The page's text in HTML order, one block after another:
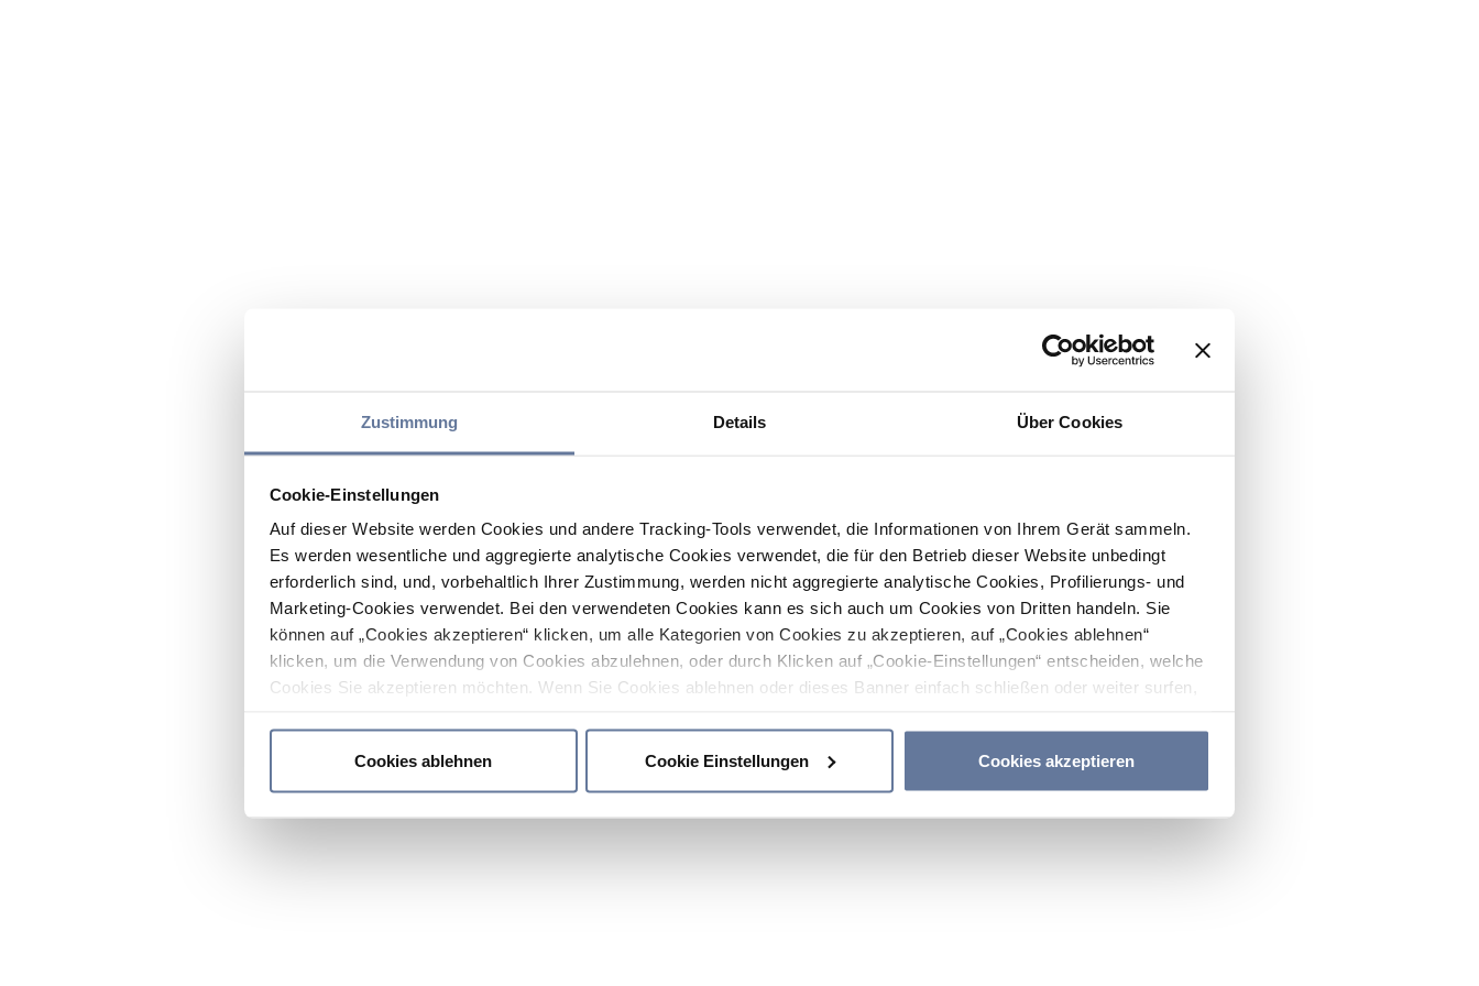
Zustimmung Details Über Cookies
Cookie-Einstellungen
Auf dieser Website werden Cookies und andere Tracking-Tools verwendet, die Informationen von Ihrem Gerät sammeln.
Es werden wesentliche und aggregierte analytische Cookies verwendet, die für den Betrieb dieser Website unbedingt
erforderlich sind, und, vorbehaltlich Ihrer Zustimmung, werden nicht aggregierte analytische Cookies, Profilierungs- und
Marketing-Cookies verwendet. Bei den verwendeten Cookies kann es sich auch um Cookies von Dritten handeln. Sie
können auf „Cookies akzeptieren“ klicken, um alle Kategorien von Cookies zu akzeptieren, auf „Cookies ablehnen“
klicken, um die Verwendung von Cookies abzulehnen, oder durch Klicken auf „Cookie-Einstellungen“ entscheiden, welche
Cookies Sie akzeptieren möchten. Wenn Sie Cookies ablehnen oder dieses Banner einfach schließen oder weiter surfen,
Cookies ablehnen
Cookie Einstellungen Cookies akzeptieren